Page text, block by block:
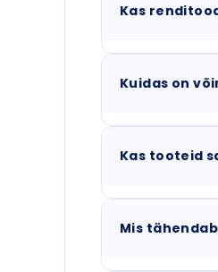
Kas
Kuidas on
Kas tooteid
Mis